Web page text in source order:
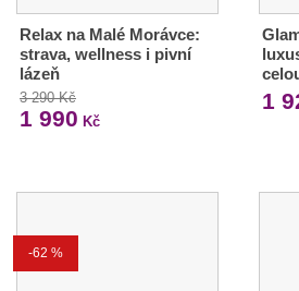
Relax na Malé Morávce:
strava, wellness i pivní
lázeň
3 290 Kč
1 990 Kč
1
-62 %